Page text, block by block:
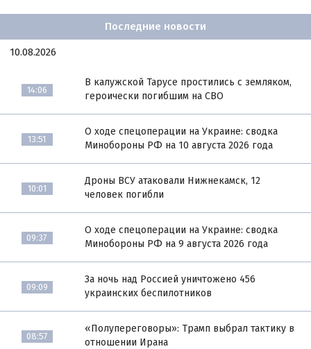
Последние новости
10.08.2026
14:06
В калужской Тарусе простились с земляком,
героически погибшим на СВО
13:51
О ходе спецоперации на Украине: сводка
Минобороны РФ на 10 августа 2026 года
10:01
Дроны ВСУ атаковали Нижнекамск, 12
человек погибли
09:37
О ходе спецоперации на Украине: сводка
Минобороны РФ на 9 августа 2026 года
09:09
За ночь над Россией уничтожено 456
украинских беспилотников
08:57
«Полупереговоры»: Трамп выбрал тактику в
отношении Ирана